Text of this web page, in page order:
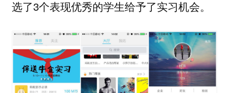
选了3个表现优秀的学生给予了实习机会。